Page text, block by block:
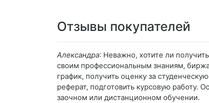
Отзывы покупателей
Александра: Неважно, хотите ли
своим профессиональным знаниям,
график, получить оценку за
реферат, подготовить курсовую работу.
заочном или дистанционном обучении.